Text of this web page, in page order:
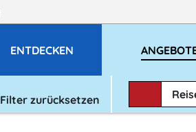
ENTDECKEN
Filter zurücksetzen